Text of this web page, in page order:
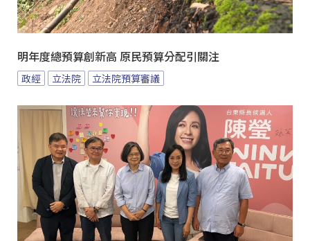
明年度總預算創新高 原民預算分配引關注
政經 立法院 立法院預算審議